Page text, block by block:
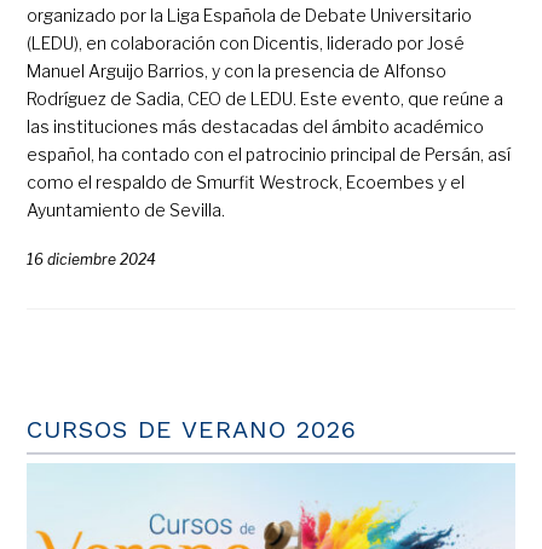
organizado por la Liga Española de Debate Universitario
(LEDU), en colaboración con Dicentis, liderado por José
Manuel Arguijo Barrios, y con la presencia de Alfonso
Rodríguez de Sadia, CEO de LEDU. Este evento, que reúne a
las instituciones más destacadas del ámbito académico
español, ha contado con el patrocinio principal de Persán, así
como el respaldo de Smurfit Westrock, Ecoembes y el
Ayuntamiento de Sevilla.
16 diciembre 2024
CURSOS DE VERANO 2026